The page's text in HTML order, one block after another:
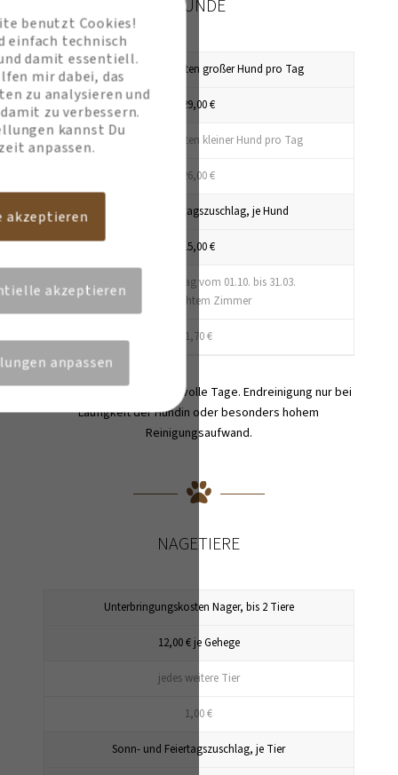
HUNDE
Unterbringungskosten großer Hund pro Tag
29,00 €
Unterbringungskosten kleiner Hund pro Tag
26,00 €
Sonn- und Feiertagszuschlag, je Hund
15,00 €
Heizkostenzuschlag vom 01.10. bis 31.03.
je gebuchtem Zimmer
1,70 €
An- und Abreisetage sind volle Tage. Endreinigung nur bei
Läufigkeit der Hündin oder besonders hohem
Reinigungsaufwand.
NAGETIERE
Unterbringungskosten Nager, bis 2 Tiere
12,00 € je Gehege
jedes weitere Tier
1,00 €
Sonn- und Feiertagszuschlag, je Tier
benutzt Cookies!
einfach technisch
damit essentiell.
mir dabei, das
zu analysieren und
zu verbessern.
kannst Du
anpassen.
akzeptieren
akzeptieren
anpassen